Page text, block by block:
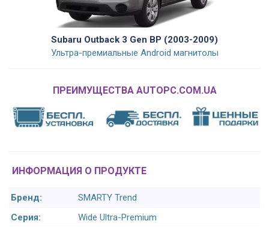
Subaru Outback 3 Gen BP (2003-2009)
Ультра-премиальные Android магнитолы
ПРЕИМУЩЕСТВА AUTOPC.COM.UA
ИНФОРМАЦИЯ О ПРОДУКТЕ
Бренд:
SMARTY Trend
Серия:
Wide Ultra-Premium